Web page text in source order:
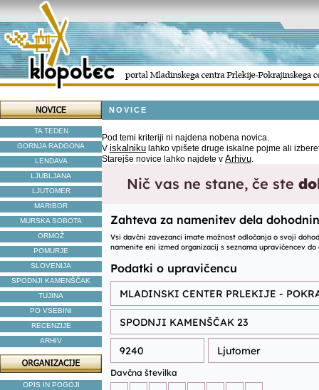
TA TEDEN
GORNJA RADGONA
LENDAVA
LJUBLJANA
LJUTOMER
MARIBOR
MURSKA SOBOTA
ORMOŽ
POMURJE
SLOVENIJA
SPODNJI KAMENŠČAK
TUJINA
PO VSEBINI
RECENZIJE
ARHIV
OPIS IN POGOJI
NOVICE
Pod temi kriteriji ni najdena nobena novica.
V iskalniku lahko vpišete druge iskalne pojme ali
Starejše novice lahko najdete v Arhivu.